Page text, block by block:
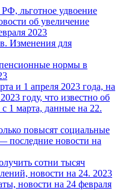
льготное удвоение
об увеличение
2023
Изменения для
нормы в
и 1 апреля 2023 года, на
году, что известно об
1 марта, данные на 22.
повысят социальные
последние новости на
сотни тысяч
новости на 24. 2023
новости на 24 февраля